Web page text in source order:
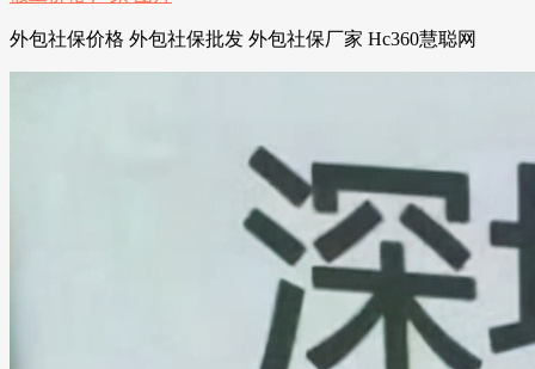
外包社保价格 外包社保批发 外包社保厂家 Hc360慧聪网